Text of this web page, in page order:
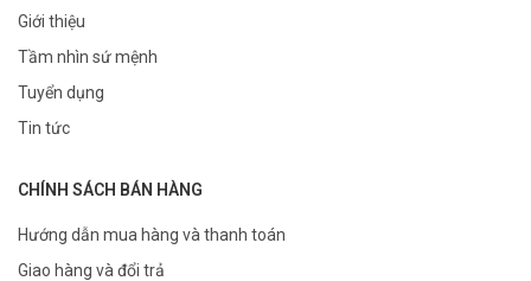
Giới thiệu
Tầm nhìn sứ mệnh
Tuyển dụng
Tin tức
CHÍNH SÁCH BÁN HÀNG
Hướng dẫn mua hàng và thanh toán
Giao hàng và đổi trả